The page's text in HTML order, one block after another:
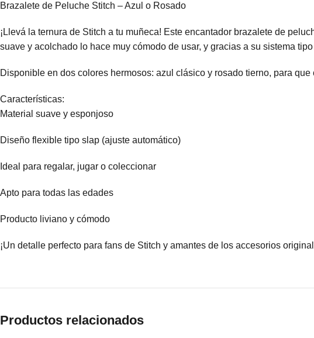
Brazalete de Peluche Stitch – Azul o Rosado
¡Llevá la ternura de Stitch a tu muñeca! Este encantador brazalete de
suave y acolchado lo hace muy cómodo de usar, y gracias a su sistema
Disponible en dos colores hermosos: azul clásico y rosado tierno, para
Características:
Material suave y esponjoso
Diseño flexible tipo slap (ajuste automático)
Ideal para regalar, jugar o coleccionar
Apto para todas las edades
Producto liviano y cómodo
¡Un detalle perfecto para fans de Stitch y amantes de los accesorios
Productos relacionados